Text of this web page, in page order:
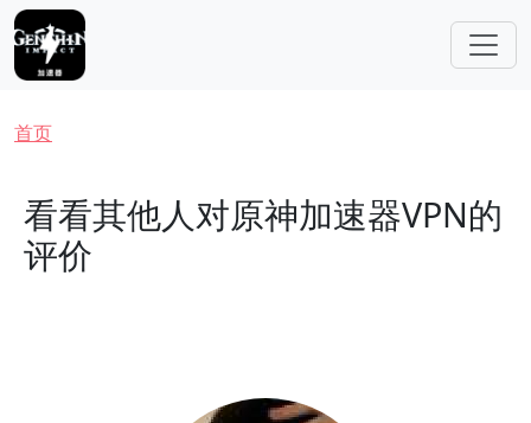
跳转到主要内容
面包屑
首页
看看其他人对原神加速器VPN的
评价